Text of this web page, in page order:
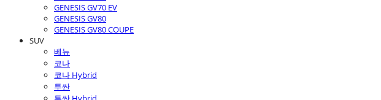
GENESIS GV70 EV
GENESIS GV80
GENESIS GV80 COUPE
SUV
베뉴
코나
코나 Hybrid
투싼